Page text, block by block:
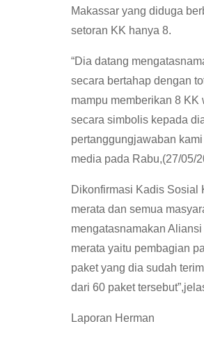
Makassar yang diduga
setoran KK hanya 8.
“Dia datang
secara bertahap dengan
mampu memberikan 8
secara simbolis kepada
pertanggungjawaban
media pada Rabu,(27/05/
Dikonfirmasi Kadis Sosial
merata dan semua
mengatasnamakan
merata yaitu pembagian
paket yang dia sudah
dari 60 paket
Laporan Herman